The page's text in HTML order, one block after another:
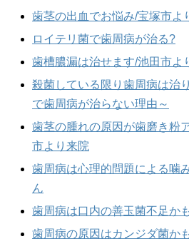
歯茎の出血でお悩み/宝塚市よ
ロイテリ菌で歯周病が治る?
歯槽膿漏は治せます/池田市よ
殺菌している限り歯周病は治
で歯周病が治らない理由～
歯茎の腫れの原因が歯磨き粉
市より来院
歯周病は心理的問題による噛
ん
歯周病は口内の善玉菌不足か
歯周病の原因はカンジダ菌か